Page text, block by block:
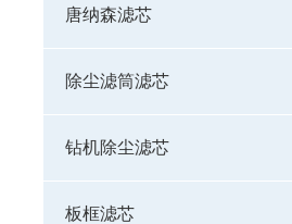
唐纳森滤芯
除尘滤筒滤芯
钻机除尘滤芯
板框滤芯